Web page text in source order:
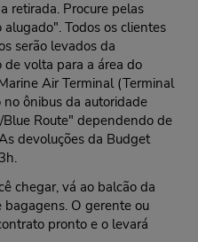
retirada. Procure pelas
Todos os clientes
serão levados da
de volta para a área do
Air Terminal (Terminal
ônibus da autoridade
Route" dependendo de
devoluções da Budget
chegar, vá ao balcão da
O gerente ou
pronto e o levará